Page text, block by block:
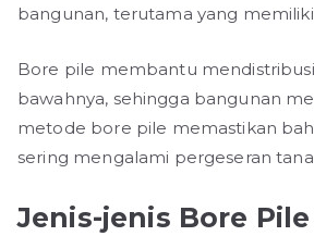
bangunan, terutama yang
Bore pile membantu
bawahnya, sehingga bangunan
metode bore pile memastikan
sering mengalami pergeseran
Jenis-jenis Bore Pile